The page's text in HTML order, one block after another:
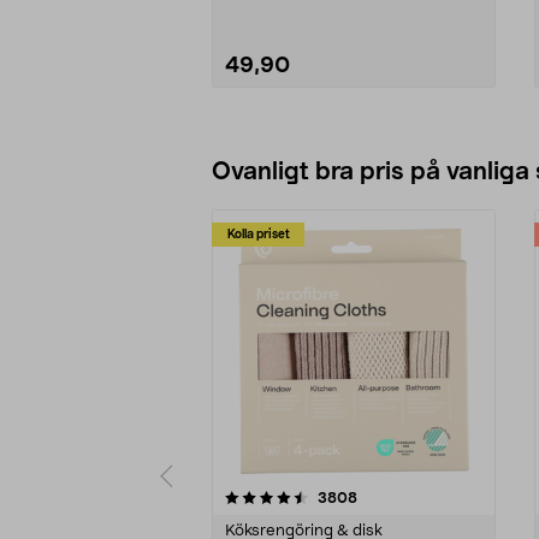
49,90
Ovanligt bra pris på vanliga
Kolla priset
3808recensioner
Köksrengöring & disk
4.0av 5 stjärnor